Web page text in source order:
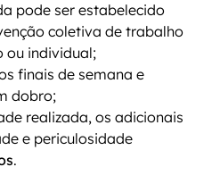
pode ser estabelecido
coletiva de trabalho
ou individual;
finais de semana e
dobro;
realizada, os adicionais
noturno, de insalubridade e periculosidade
.